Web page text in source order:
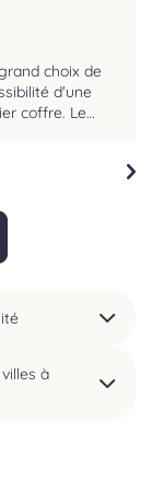
choix de
d'une
coffre. Le
livraison
rien salir
!
à